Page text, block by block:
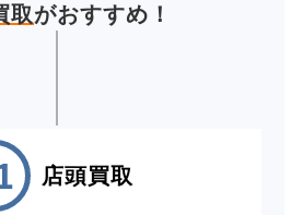
取がおすすめ！
店頭買取